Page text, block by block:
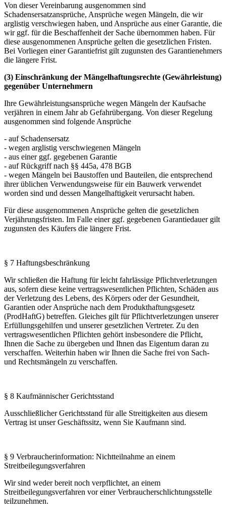
Von dieser Vereinbarung ausgenommen sind
Schadensersatzansprüche, Ansprüche wegen Mängeln, die wir
arglistig verschwiegen haben, und Ansprüche aus einer Garantie, die
wir ggf. für die Beschaffenheit der Sache übernommen haben. Für
diese ausgenommenen Ansprüche gelten die gesetzlichen Fristen.
Bei Vorliegen einer Garantiefrist gilt zugunsten des Garantienehmers
die längere Frist.
(3) Einschränkung der Mängelhaftungsrechte (Gewährleistung)
gegenüber Unternehmern
Ihre Gewährleistungsansprüche wegen Mängeln der Kaufsache
verjähren in einem Jahr ab Gefahrübergang. Von dieser Regelung
ausgenommen sind folgende Ansprüche
- auf Schadensersatz
- wegen arglistig verschwiegenen Mängeln
- aus einer ggf. gegebenen Garantie
- auf Rückgriff nach §§ 445a, 478 BGB
- wegen Mängeln bei Baustoffen und Bauteilen, die entsprechend
ihrer üblichen Verwendungsweise für ein Bauwerk verwendet
worden sind und dessen Mangelhaftigkeit verursacht haben.
Für diese ausgenommenen Ansprüche gelten die gesetzlichen
Verjährungsfristen. Im Falle einer ggf. gegebenen Garantiedauer gilt
zugunsten des Käufers die längere Frist.
§ 7 Haftungsbeschränkung
Wir schließen die Haftung für leicht fahrlässige Pflichtverletzungen
aus, sofern diese keine vertragswesentlichen Pflichten, Schäden aus
der Verletzung des Lebens, des Körpers oder der Gesundheit,
Garantien oder Ansprüche nach dem Produkthaftungsgesetz
(ProdHaftG) betreffen. Gleiches gilt für Pflichtverletzungen unserer
Erfüllungsgehilfen und unserer gesetzlichen Vertreter. Zu den
vertragswesentlichen Pflichten gehört insbesondere die Pflicht,
Ihnen die Sache zu übergeben und Ihnen das Eigentum daran zu
verschaffen. Weiterhin haben wir Ihnen die Sache frei von Sach-
und Rechtsmängeln zu verschaffen.
§ 8 Kaufmännischer Gerichtsstand
Ausschließlicher Gerichtsstand für alle Streitigkeiten aus diesem
Vertrag ist unser Geschäftssitz, wenn Sie Kaufmann sind.
§ 9 Verbraucherinformation: Nichtteilnahme an einem
Streitbeilegungsverfahren
Wir sind weder bereit noch verpflichtet, an einem
Streitbeilegungsverfahren vor einer Verbraucherschlichtungsstelle
teilzunehmen.